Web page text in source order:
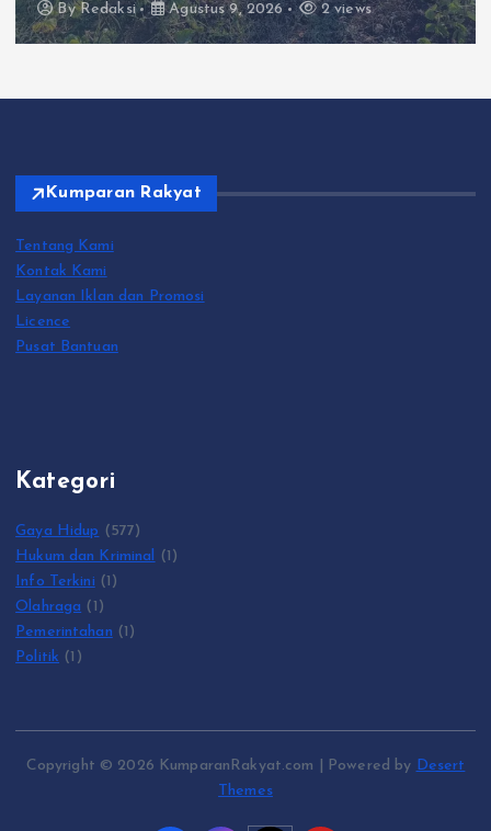
Agustus 9, 2026 2 views By
Kumparan Rakyat
Tentang Kami
Kontak Kami
Layanan Iklan dan Promosi
Licence
Pusat Bantuan
Kategori
Gaya Hidup (577)
Hukum dan Kriminal
(1)
Info Terkini (1)
Olahraga (1)
Pemerintahan (1)
Politik (1)
Copyright © 2026 KumparanRakyat.com | Powered by Desert
Themes